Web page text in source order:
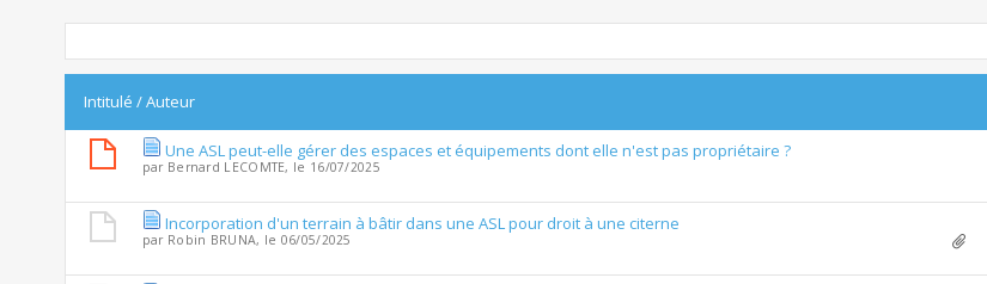
Intitulé /Auteur
Une ASL peut-elle gérer des espaces et équipements dont elle n'est pas propriétaire ?
par Bernard LECOMTE, le 16/07/2025
Incorporation d'un terrain à bâtir dans une ASL pour droit à une citerne
par Robin BRUNA, le 06/05/2025